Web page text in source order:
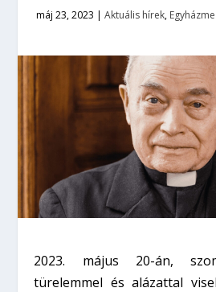
máj 23, 2023 | Aktuális hírek,
2023. május 20-án,
türelemmel és alázattal